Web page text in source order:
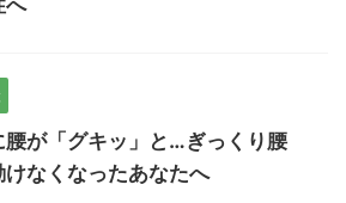
へ
腰が「グキッ」と…ぎっくり腰
けなくなったあなたへ